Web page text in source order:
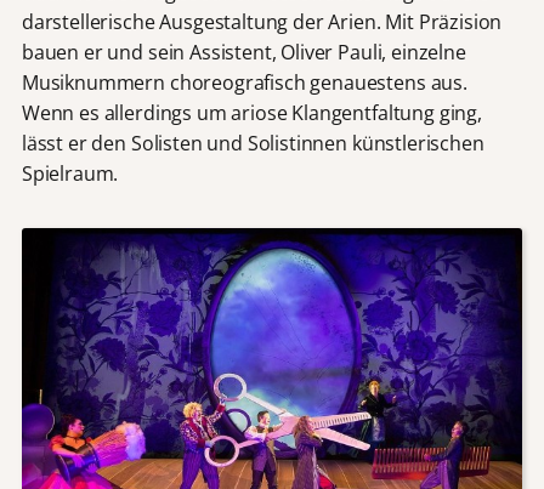
darstellerische Ausgestaltung der Arien. Mit Präzision
bauen er und sein Assistent, Oliver Pauli, einzelne
Musiknummern choreografisch genauestens aus.
Wenn es allerdings um ariose Klangentfaltung ging,
lässt er den Solisten und Solistinnen künstlerischen
Spielraum.